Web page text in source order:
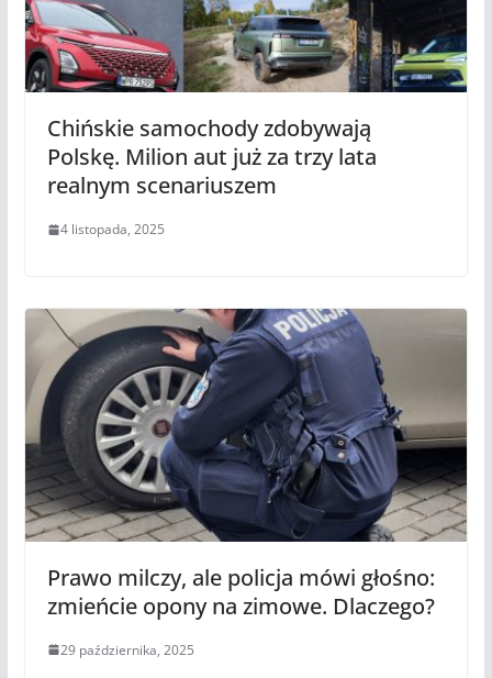
Chińskie samochody zdobywają
Polskę. Milion aut już za trzy lata
realnym scenariuszem
4 listopada, 2025
Prawo milczy, ale policja mówi głośno:
zmieńcie opony na zimowe. Dlaczego?
29 października, 2025